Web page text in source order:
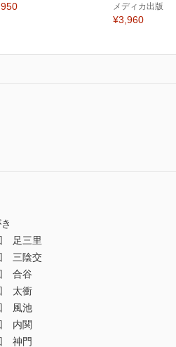
メディカ出版
¥3,960
足三里
三陰交
合谷
太衝
風池
内関
神門